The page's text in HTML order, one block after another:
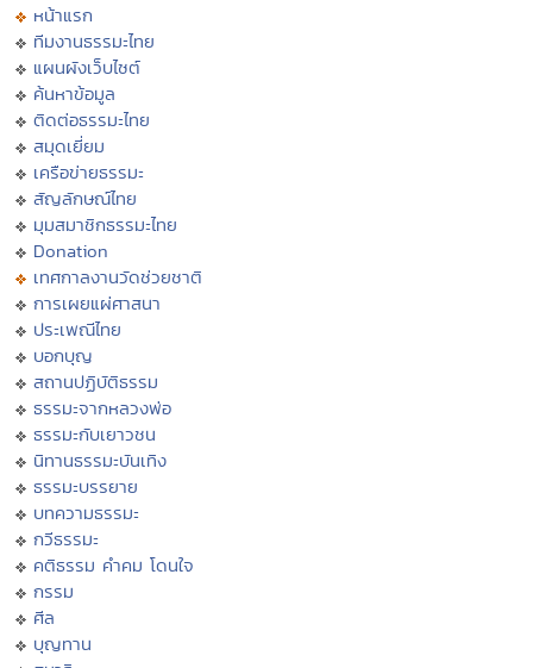
หน้าแรก
ทีมงานธรรมะไทย
แผนผังเว็บไซต์
ค้นหาข้อมูล
ติดต่อธรรมะไทย
สมุดเยี่ยม
เครือข่ายธรรมะ
สัญลักษณ์ไทย
มุมสมาชิกธรรมะไทย
Donation
เทศกาลงานวัดช่วยชาติ
การเผยแผ่ศาสนา
ประเพณีไทย
บอกบุญ
สถานปฏิบัติธรรม
ธรรมะจากหลวงพ่อ
ธรรมะกับเยาวชน
นิทานธรรมะบันเทิง
ธรรมะบรรยาย
บทความธรรมะ
กวีธรรมะ
คติธรรม คำคม โดนใจ
กรรม
ศีล
บุญทาน